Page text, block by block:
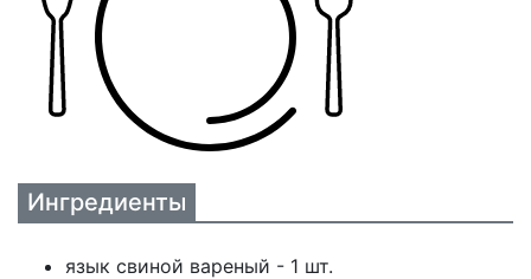
Ингредиенты
язык свиной вареный - 1 шт.